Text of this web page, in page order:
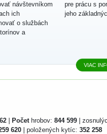
návštevníkom
ich
o službách
a
pre prácu s
jeho
VIAC
Počethrobov: 844 599 |
620 | položených kytíc: 352 258